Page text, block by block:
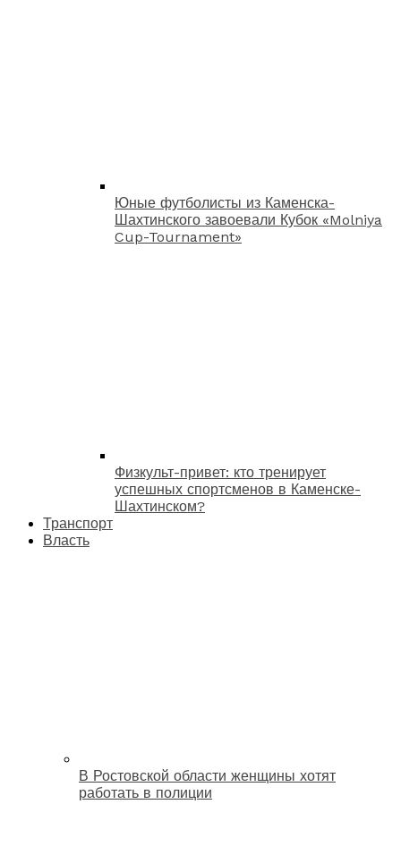
Юные футболисты из Каменска-
Шахтинского завоевали Кубок «Molniya
Cup-Tournament»
Физкульт-привет: кто тренирует
успешных спортсменов в Каменске-
Шахтинском?
Транспорт
Власть
В Ростовской области женщины хотят
работать в полиции